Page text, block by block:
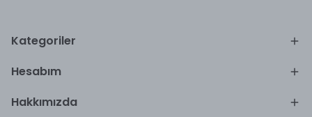
Kategoriler
Hesabım
Hakkımızda